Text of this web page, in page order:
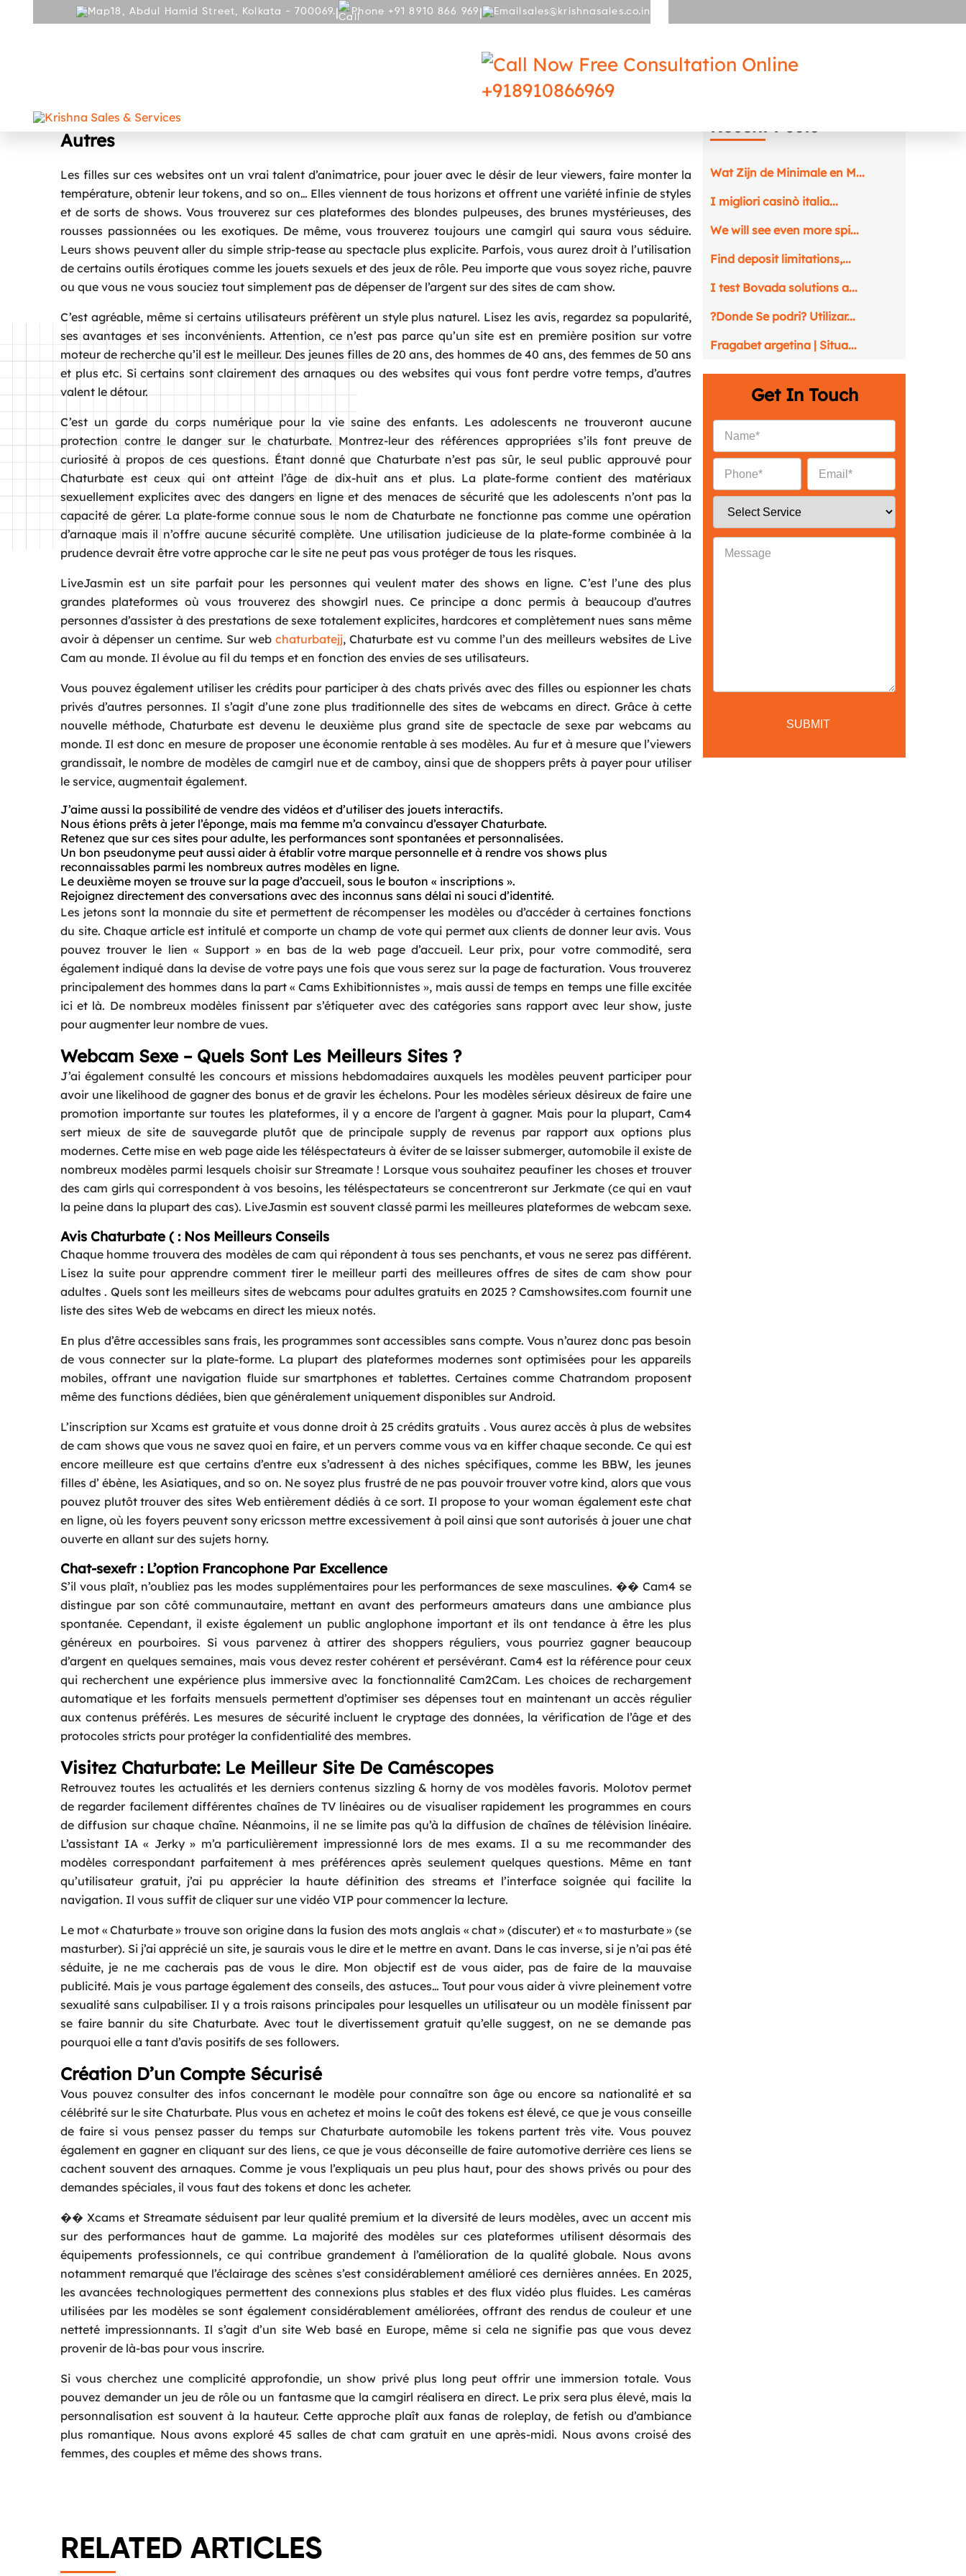
18, Abdul Hamid Street, Kolkata - 700069.| Phone +91 8910 866 969 | sales@krishnasales.co.in
Free Consultation Online
+918910866969
Request a CallBack
Name *
Email*
Service
Message*
Websites Pornographiques Xxx : Ce Que Nous Faisons Mieux Que Les
Autres
Les filles sur ces websites ont un vrai talent d’animatrice, pour jouer avec le désir de leur viewers, faire monter la
température, obtenir leur tokens, and so on… Elles viennent de tous horizons et offrent une variété infinie de styles
et de sorts de shows. Vous trouverez sur ces plateformes des blondes pulpeuses, des brunes mystérieuses, des
rousses passionnées ou les exotiques. De même, vous trouverez toujours une camgirl qui saura vous séduire.
Leurs shows peuvent aller du simple strip-tease au spectacle plus explicite. Parfois, vous aurez droit à l’utilisation
de certains outils érotiques comme les jouets sexuels et des jeux de rôle. Peu importe que vous soyez riche, pauvre
ou que vous ne vous souciez tout simplement pas de dépenser de l’argent sur des sites de cam show.
C’est agréable, même si certains utilisateurs préfèrent un style plus naturel. Lisez les avis, regardez sa popularité,
ses avantages et ses inconvénients. Attention, ce n’est pas parce qu’un site est en première position sur votre
moteur de recherche qu’il est le meilleur. Des jeunes filles de 20 ans, des hommes de 40 ans, des femmes de 50 ans
et plus etc. Si certains sont clairement des arnaques ou des websites qui vous font perdre votre temps, d’autres
valent le détour.
C’est un garde du corps numérique pour la vie saine des enfants. Les adolescents ne trouveront aucune
protection contre le danger sur le chaturbate. Montrez-leur des références appropriées s’ils font preuve de
curiosité à propos de ces questions. Étant donné que Chaturbate n’est pas sûr, le seul public approuvé pour
Chaturbate est ceux qui ont atteint l’âge de dix-huit ans et plus. La plate-forme contient des matériaux
sexuellement explicites avec des dangers en ligne et des menaces de sécurité que les adolescents n’ont pas la
capacité de gérer. La plate-forme connue sous le nom de Chaturbate ne fonctionne pas comme une opération
d’arnaque mais il n’offre aucune sécurité complète. Une utilisation judicieuse de la plate-forme combinée à la
prudence devrait être votre approche car le site ne peut pas vous protéger de tous les risques.
LiveJasmin est un site parfait pour les personnes qui veulent mater des shows en ligne. C’est l’une des plus
grandes plateformes où vous trouverez des showgirl nues. Ce principe a donc permis à beaucoup d’autres
personnes d’assister à des prestations de sexe totalement explicites, hardcores et complètement nues sans même
avoir à dépenser un centime. Sur webchaturbatejj, Chaturbate est vu comme l’un des meilleurs websites de Live
Cam au monde. Il évolue au fil du temps et en fonction des envies de ses utilisateurs.
Vous pouvez également utiliser les crédits pour participer à des chats privés avec des filles ou espionner les chats
privés d’autres personnes. Il s’agit d’une zone plus traditionnelle des sites de webcams en direct. Grâce à cette
nouvelle méthode, Chaturbate est devenu le deuxième plus grand site de spectacle de sexe par webcams au
monde. Il est donc en mesure de proposer une économie rentable à ses modèles. Au fur et à mesure que l’viewers
grandissait, le nombre de modèles de camgirl nue et de camboy, ainsi que de shoppers prêts à payer pour utiliser
le service, augmentait également.
J’aime aussi la possibilité de vendre des vidéos et d’utiliser des jouets interactifs.
Nous étions prêts à jeter l’éponge, mais ma femme m’a convaincu d’essayer Chaturbate.
Retenez que sur ces sites pour adulte, les performances sont spontanées et personnalisées.
Un bon pseudonyme peut aussi aider à établir votre marque personnelle et à rendre vos shows plus
reconnaissables parmi les nombreux autres modèles en ligne.
Le deuxième moyen se trouve sur la page d’accueil, sous le bouton « inscriptions ».
Rejoignez directement des conversations avec des inconnus sans délai ni souci d’identité.
Les jetons sont la monnaie du site et permettent de récompenser les modèles ou d’accéder à certaines fonctions
du site. Chaque article est intitulé et comporte un champ de vote qui permet aux clients de donner leur avis. Vous
pouvez trouver le lien « Support » en bas de la web page d’accueil. Leur prix, pour votre commodité, sera
également indiqué dans la devise de votre pays une fois que vous serez sur la page de facturation. Vous trouverez
principalement des hommes dans la part « Cams Exhibitionnistes », mais aussi de temps en temps une fille excitée
ici et là. De nombreux modèles finissent par s’étiqueter avec des catégories sans rapport avec leur show, juste
pour augmenter leur nombre de vues.
Webcam Sexe – Quels Sont Les Meilleurs Sites ?
J’ai également consulté les concours et missions hebdomadaires auxquels les modèles peuvent participer pour
avoir une likelihood de gagner des bonus et de gravir les échelons. Pour les modèles sérieux désireux de faire une
promotion importante sur toutes les plateformes, il y a encore de l’argent à gagner. Mais pour la plupart, Cam4
sert mieux de site de sauvegarde plutôt que de principale supply de revenus par rapport aux options plus
modernes. Cette mise en web page aide les téléspectateurs à éviter de se laisser submerger, automobile il existe de
nombreux modèles parmi lesquels choisir sur Streamate ! Lorsque vous souhaitez peaufiner les choses et trouver
des cam girls qui correspondent à vos besoins, les téléspectateurs se concentreront sur Jerkmate (ce qui en vaut
la peine dans la plupart des cas). LiveJasmin est souvent classé parmi les meilleures plateformes de webcam sexe.
Avis Chaturbate ( : Nos Meilleurs Conseils
Chaque homme trouvera des modèles de cam qui répondent à tous ses penchants, et vous ne serez pas différent.
Lisez la suite pour apprendre comment tirer le meilleur parti des meilleures offres de sites de cam show pour
adultes . Quels sont les meilleurs sites de webcams pour adultes gratuits en 2025 ? Camshowsites.com fournit une
liste des sites Web de webcams en direct les mieux notés.
En plus d’être accessibles sans frais, les programmes sont accessibles sans compte. Vous n’aurez donc pas besoin
de vous connecter sur la plate-forme. La plupart des plateformes modernes sont optimisées pour les appareils
mobiles, offrant une navigation fluide sur smartphones et tablettes. Certaines comme Chatrandom proposent
même des functions dédiées, bien que généralement uniquement disponibles sur Android.
L’inscription sur Xcams est gratuite et vous donne droit à 25 crédits gratuits . Vous aurez accès à plus de websites
de cam shows que vous ne savez quoi en faire, et un pervers comme vous va en kiffer chaque seconde. Ce qui est
encore meilleure est que certains d’entre eux s’adressent à des niches spécifiques, comme les BBW, les jeunes
filles d’ ébène, les Asiatiques, and so on. Ne soyez plus frustré de ne pas pouvoir trouver votre kind, alors que vous
pouvez plutôt trouver des sites Web entièrement dédiés à ce sort. Il propose to your woman également este chat
en ligne, où les foyers peuvent sony ericsson mettre excessivement à poil ainsi que sont autorisés à jouer une chat
ouverte en allant sur des sujets horny.
Chat-sexefr : L’option Francophone Par Excellence
S’il vous plaît, n’oubliez pas les modes supplémentaires pour les performances de sexe masculines. �� Cam4 se
distingue par son côté communautaire, mettant en avant des performeurs amateurs dans une ambiance plus
spontanée. Cependant, il existe également un public anglophone important et ils ont tendance à être les plus
généreux en pourboires. Si vous parvenez à attirer des shoppers réguliers, vous pourriez gagner beaucoup
d’argent en quelques semaines, mais vous devez rester cohérent et persévérant. Cam4 est la référence pour ceux
qui recherchent une expérience plus immersive avec la fonctionnalité Cam2Cam. Les choices de rechargement
automatique et les forfaits mensuels permettent d’optimiser ses dépenses tout en maintenant un accès régulier
aux contenus préférés. Les mesures de sécurité incluent le cryptage des données, la vérification de l’âge et des
protocoles stricts pour protéger la confidentialité des membres.
Visitez Chaturbate: Le Meilleur Site De Caméscopes
Retrouvez toutes les actualités et les derniers contenus sizzling & horny de vos modèles favoris. Molotov permet
de regarder facilement différentes chaînes de TV linéaires ou de visualiser rapidement les programmes en cours
de diffusion sur chaque chaîne. Néanmoins, il ne se limite pas qu’à la diffusion de chaînes de télévision linéaire.
L’assistant IA « Jerky » m’a particulièrement impressionné lors de mes exams. Il a su me recommander des
modèles correspondant parfaitement à mes préférences après seulement quelques questions. Même en tant
qu’utilisateur gratuit, j’ai pu apprécier la haute définition des streams et l’interface soignée qui facilite la
navigation. Il vous suffit de cliquer sur une vidéo VIP pour commencer la lecture.
Le mot « Chaturbate » trouve son origine dans la fusion des mots anglais « chat » (discuter) et « to masturbate » (se
masturber). Si j’ai apprécié un site, je saurais vous le dire et le mettre en avant. Dans le cas inverse, si je n’ai pas été
séduite, je ne me cacherais pas de vous le dire. Mon objectif est de vous aider, pas de faire de la mauvaise
publicité. Mais je vous partage également des conseils, des astuces… Tout pour vous aider à vivre pleinement votre
sexualité sans culpabiliser. Il y a trois raisons principales pour lesquelles un utilisateur ou un modèle finissent par
se faire bannir du site Chaturbate. Avec tout le divertissement gratuit qu’elle suggest, on ne se demande pas
pourquoi elle a tant d’avis positifs de ses followers.
Création D’un Compte Sécurisé
Vous pouvez consulter des infos concernant le modèle pour connaître son âge ou encore sa nationalité et sa
célébrité sur le site Chaturbate. Plus vous en achetez et moins le coût des tokens est élevé, ce que je vous conseille
de faire si vous pensez passer du temps sur Chaturbate automobile les tokens partent très vite. Vous pouvez
également en gagner en cliquant sur des liens, ce que je vous déconseille de faire automotive derrière ces liens se
cachent souvent des arnaques. Comme je vous l’expliquais un peu plus haut, pour des shows privés ou pour des
demandes spéciales, il vous faut des tokens et donc les acheter.
�� Xcams et Streamate séduisent par leur qualité premium et la diversité de leurs modèles, avec un accent mis
sur des performances haut de gamme. La majorité des modèles sur ces plateformes utilisent désormais des
équipements professionnels, ce qui contribue grandement à l’amélioration de la qualité globale. Nous avons
notamment remarqué que l’éclairage des scènes s’est considérablement amélioré ces dernières années. En 2025,
les avancées technologiques permettent des connexions plus stables et des flux vidéo plus fluides. Les caméras
utilisées par les modèles se sont également considérablement améliorées, offrant des rendus de couleur et une
netteté impressionnants. Il s’agit d’un site Web basé en Europe, même si cela ne signifie pas que vous devez
provenir de là-bas pour vous inscrire.
Si vous cherchez une complicité approfondie, un show privé plus long peut offrir une immersion totale. Vous
pouvez demander un jeu de rôle ou un fantasme que la camgirl réalisera en direct. Le prix sera plus élevé, mais la
personnalisation est souvent à la hauteur. Cette approche plaît aux fanas de roleplay, de fetish ou d’ambiance
plus romantique. Nous avons exploré 45 salles de chat cam gratuit en une après-midi. Nous avons croisé des
femmes, des couples et même des shows trans.
Recent Posts
Wat Zijn de Minimale en M...
I migliori casinò italia...
We will see even more spi...
Find deposit limitations,...
I test Bovada solutions a...
?Donde Se podri? Utilizar...
Fragabet argetina | Situa...
Get In Touch
RELATED ARTICLES